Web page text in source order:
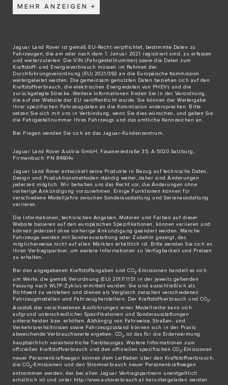
MEHR ANZEIGEN
Jaguar Land Rover ist gemäß EU-Recht verpflichtet, bestimmte Daten zu
Fahrzeugen, die am oder nach dem 1. Januar 2021 registriert sind, zu erfassen
und weiterzuleiten. Die VIN (Fahrgestellnummer) sowie die Daten zum
Kraftstoff- und Energieverbrauch müssen im Rahmen der
Durchführungsverordnung (EU) 2021/392 an die Europäische Kommission
weitergeleitet werden. Die gemeinsam genutzten Daten beziehen sich auf den
Kraftstoffverbrauch, die elektrischen Energiedaten von PHEVs und die
zurückgelegte Strecke. Weitere Informationen finden Sie in der Verordnung,
die auf der Website der EU veröffentlicht wurde. Sie können der Weitergabe
Ihrer spezifischen Fahrzeugdaten an die Kommission widersprechen. Bitte
setzen Sie sich mit uns in Verbindung
, wenn Sie dies wünschen, und geben Sie
die Fahrgestellnummer Ihres Fahrzeugs und das amtliche Kennzeichen an.
Bei Fragen wenden Sie sich an das Jaguar-Kundenzentrum
Jaguar Land Rover Austria GmbH, Fasaneriestraße 35, A-5020 Salzburg,
Firmenbuch: FN 84604v
Jaguar Land Rover entwickelt seine Produkte in Bezug auf technische Daten,
Design und Produktionsmethoden ständig weiter, daher sind Änderungen
jederzeit möglich. Wir behalten uns das Recht vor, die Änderungen ohne
vorherige Ankündigung vorzunehmen. Einige Funktionen können für
verschiedene Modelljahre zwischen Sonderausstattung und Serienausstattung
variieren.
Die Informationen, technischen Angaben, Motoren und Farben auf dieser
Website basieren auf den europäischen Spezifikationen, können variieren und
können jederzeit ohne vorherige Ankündigung geändert werden. Manche
Fahrzeuge werden mit Sonderausstattung oder Zubehör gezeigt, das
möglicherweise nicht auf allen Märkten erhältlich ist. Bitte wenden Sie sich an
Ihren Vertragspartner, um weitere Informationen zu Verfügbarkeit und Preisen
zu erhalten.
Bei den angegebenen Kraftstoffangaben und CO2-Emissionen handelt es sich
um Werte, die gemäß Verordnung (EU) 2017/1151 in der jeweils geltenden
Fassung nach WLTP-Zyklus ermittelt wurden. Sie sind ausschließlich als
Richtwert zu verstehen und dienen als Vergleich zwischen verschiedenen
Fahrzeugmodellen und Fahrzeugherstellern. Der Kraftstoffverbrauch und CO2-
Ausstoß der verschiedenen Ausführungen einer Modellreihe kann sich
aufgrund unterschiedlicher Spezifikationen und Sonderausstattungen
unterscheiden bzw. erhöhen. Abhängig von Fahrweise, Straßen- und
Verkehrsverhältnissen sowie Fahrzeugzustand können sich in der Praxis
abweichende Verbrauchswerte ergeben. CO2 ist das für die Erderwärmung
hauptsächlich verantwortliche Treibhausgas. Weitere Informationen zum
offiziellen Kraftstoffverbrauch und den offiziellen spezifischen CO2-Emissionen
neuer Personenkraftwagen können dem Leitfaden über den Kraftstoffverbrauch,
die CO2-Emissionen und den Stromverbrauch neuer Personenkraftwagen
entnommen werden, der bei allen Jaguar Vertragspartnern unentgeltlich
erhältlich ist und unter http://www.autoverbrauch.at heruntergeladen werden